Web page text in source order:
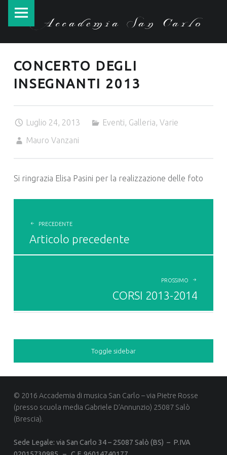
Accademia San Carlo
Accademia
navigation
Skip
CONCERTO DEGLI
INSEGNANTI 2013
Luglio 24, 2013 Eventi, Galleria, Varie
Mauro Vanzani
Si ringrazia Elisa Pasini per la realizzazione delle foto
NAVIGATION
PRECEDENTE
Articolo precedente
PROSSIMO
CORSI 2013-2014
Toggle sidebar
© 2016 Accademia di musica San Carlo – via Pietre Rosse
(presso scuola media Gabriele D’Annunzio) 25087 Salò
(Brescia).
Sede Legale: via San Carlo 34 – 25087 Salò (BS) – P.IVA